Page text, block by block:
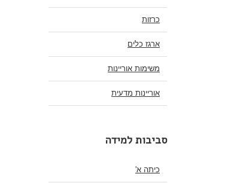
כרזות
ארגז כלים
משימות אוריינות
אוריינות מדעית
סביבות למידה
כיתה א'